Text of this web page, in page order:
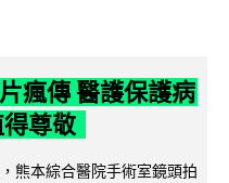
瘋傳 醫護保護病
尊敬
熊本綜合醫院手術室鏡頭拍